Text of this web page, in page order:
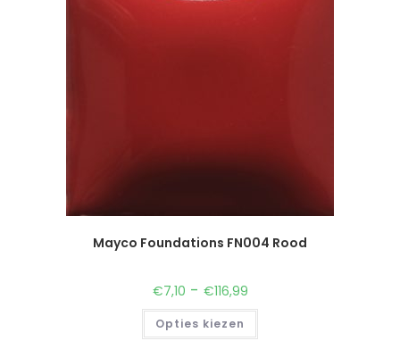
Mayco Foundations FN004 Rood
€7,10 - €116,99
Opties kiezen